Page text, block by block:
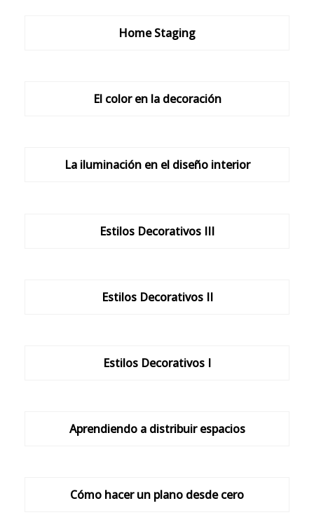
Home Staging
El color en la decoración
La iluminación en el diseño interior
Estilos Decorativos III
Estilos Decorativos II
Estilos Decorativos I
Aprendiendo a distribuir espacios
Cómo hacer un plano desde cero